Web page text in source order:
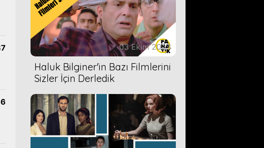
03 Ekim 2023
Haluk Bilginer'in Bazı Filmlerini
Sizler İçin Derledik